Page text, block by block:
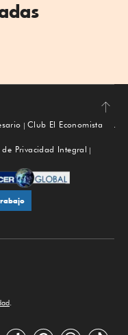
Subir
Club El Economista
de Privacidad Integral